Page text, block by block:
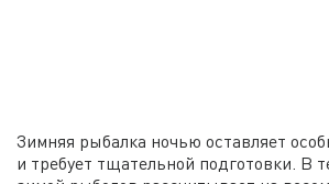
Зимняя рыбалка ночью оставляет
и требует тщательной подготовки. В